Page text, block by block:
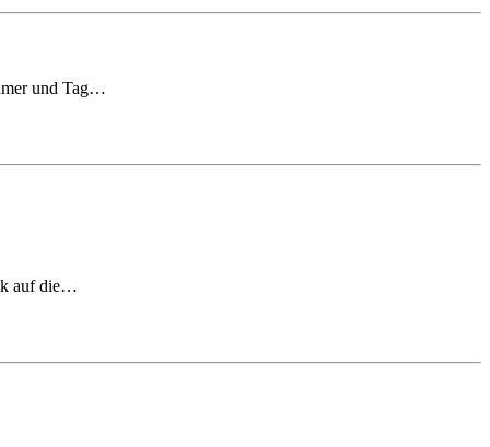
und Tag…
auf die…